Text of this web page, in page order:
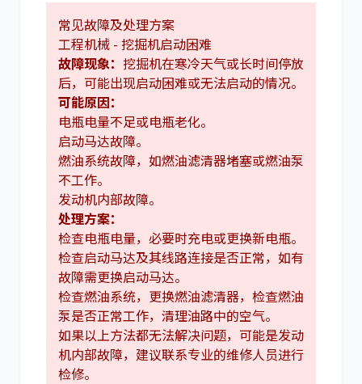
常见故障及处理方案
工程机械 - 挖掘机启动困难
故障现象： 挖掘机在寒冷天气或长时间停放
后，可能出现启动困难或无法启动的情况。
可能原因：
电瓶电量不足或电瓶老化。
启动马达故障。
燃油系统故障，如燃油滤清器堵塞或燃油泵
不工作。
发动机内部故障。
处理方案：
检查电瓶电量，必要时充电或更换新电瓶。
检查启动马达及其线路连接是否正常，如有
故障需更换启动马达。
检查燃油系统，更换燃油滤清器，检查燃油
泵是否正常工作，清理油路中的空气。
如果以上方法都无法解决问题，可能是发动
机内部故障，建议联系专业的维修人员进行
检修。